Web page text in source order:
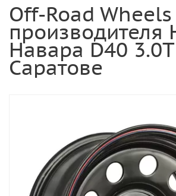
Off-Road Wheels
производителя
Навара D40
Саратове